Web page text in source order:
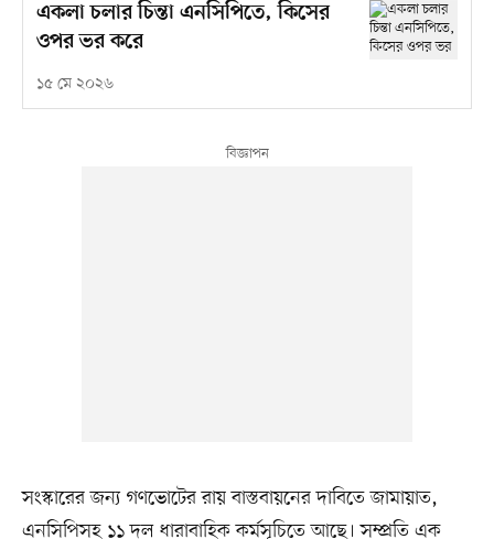
একলা চলার চিন্তা এনসিপিতে, কিসের
ওপর ভর করে
১৫ মে ২০২৬
সংস্কারের জন্য গণভোটের রায় বাস্তবায়নের দাবিতে জামায়াত,
এনসিপিসহ ১১ দল ধারাবাহিক কর্মসূচিতে আছে। সম্প্রতি এক